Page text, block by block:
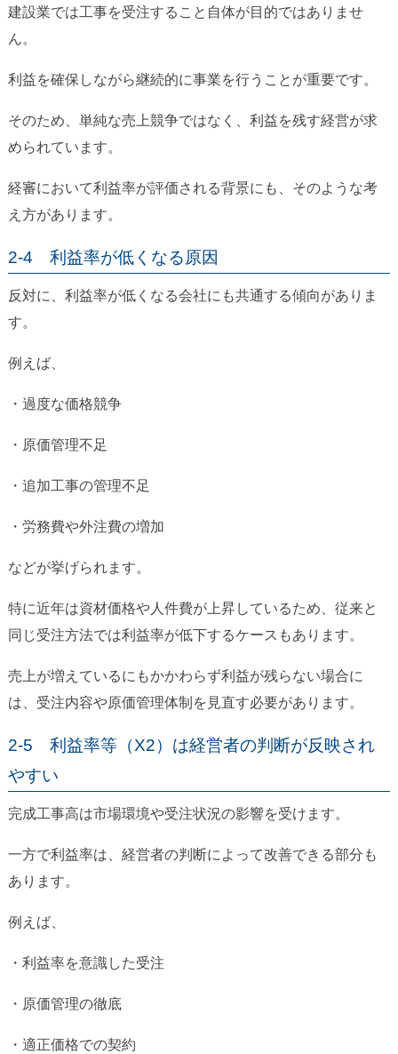
建設業では工事を受注すること自体が目的ではありませ
ん。
利益を確保しながら継続的に事業を行うことが重要です。
そのため、単純な売上競争ではなく、利益を残す経営が求
められています。
経審において利益率が評価される背景にも、そのような考
え方があります。
2-4 利益率が低くなる原因
反対に、利益率が低くなる会社にも共通する傾向がありま
す。
例えば、
・過度な価格競争
・原価管理不足
・追加工事の管理不足
・労務費や外注費の増加
などが挙げられます。
特に近年は資材価格や人件費が上昇しているため、従来と
同じ受注方法では利益率が低下するケースもあります。
売上が増えているにもかかわらず利益が残らない場合に
は、受注内容や原価管理体制を見直す必要があります。
2-5 利益率等（X2）は経営者の判断が反映され
やすい
完成工事高は市場環境や受注状況の影響を受けます。
一方で利益率は、経営者の判断によって改善できる部分も
あります。
例えば、
・利益率を意識した受注
・原価管理の徹底
・適正価格での契約